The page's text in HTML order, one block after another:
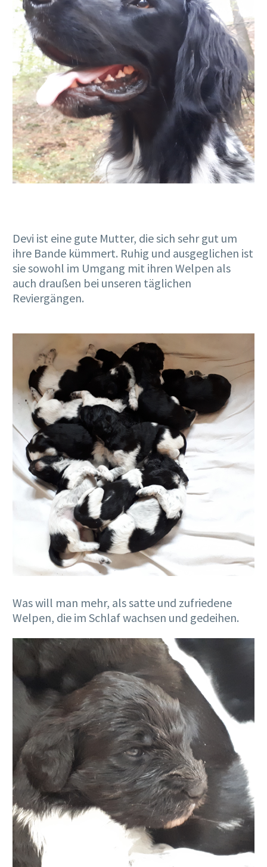
Devi ist eine gute Mutter, die sich sehr gut um
ihre Bande kümmert. Ruhig und ausgeglichen ist
sie sowohl im Umgang mit ihren Welpen als
auch draußen bei unseren täglichen
Reviergängen.
Was will man mehr, als satte und zufriedene
Welpen, die im Schlaf wachsen und gedeihen.